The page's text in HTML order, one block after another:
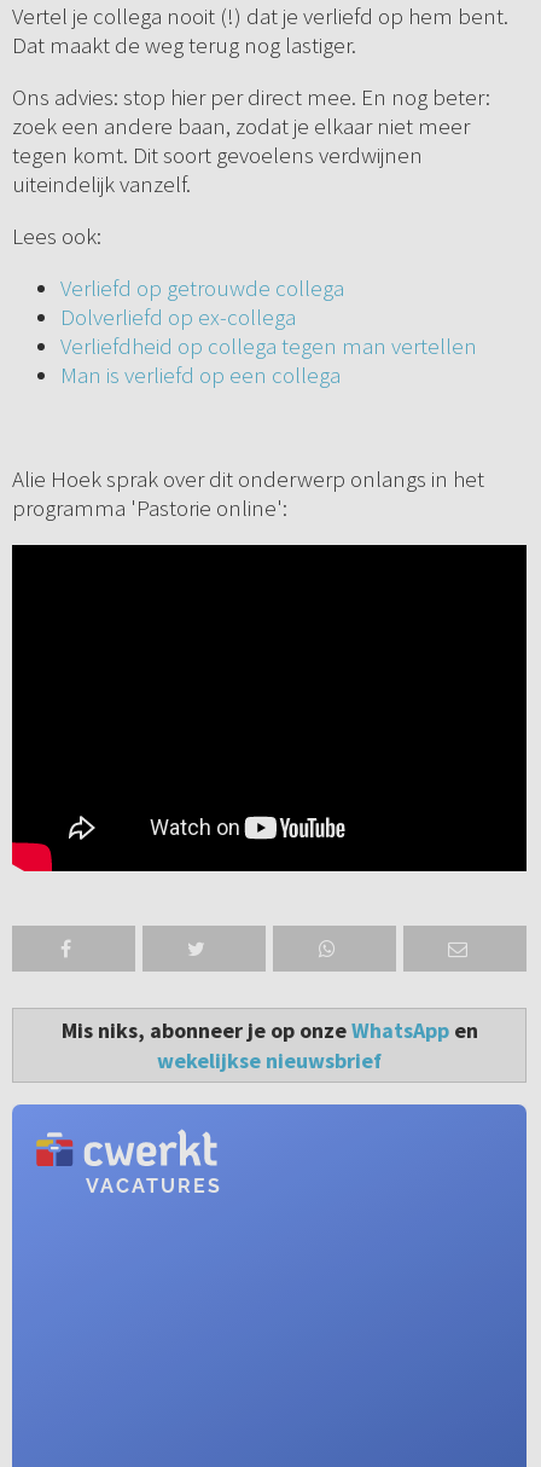
Vertel je collega nooit (!) dat je verliefd op hem bent.
Dat maakt de weg terug nog lastiger.
Ons advies: stop hier per direct mee. En nog beter:
zoek een andere baan, zodat je elkaar niet meer
tegen komt. Dit soort gevoelens verdwijnen
uiteindelijk vanzelf.
Lees ook:
Verliefd op getrouwde collega
Dolverliefd op ex-collega
Verliefdheid op collega tegen man vertellen
Man is verliefd op een collega
Alie Hoek sprak over dit onderwerp onlangs in het
programma 'Pastorie online':
Mis niks, abonneer je op onzeWhatsAppen
wekelijkse nieuwsbrief